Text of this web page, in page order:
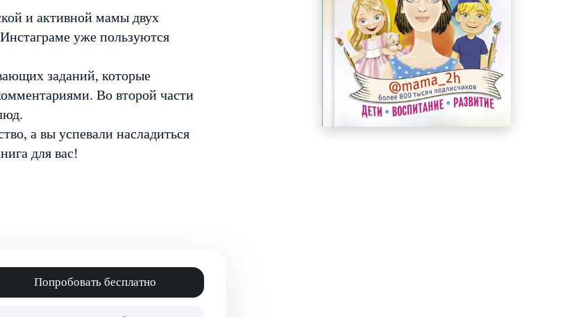
и активной мамы двух
уже пользуются
заданий, которые
Во второй части
а вы успевали насладиться
для вас!
Попробовать бесплатно